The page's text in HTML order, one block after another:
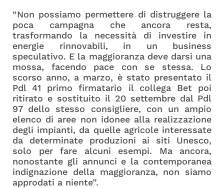
“Non possiamo permettere di distruggere la
poca campagna che ancora resta,
trasformando la necessità di investire in
energie rinnovabili, in un business
speculativo. E la maggioranza deve darsi una
mossa, facendo pace con se stessa. Lo
scorso anno, a marzo, è stato presentato il
Pdl 41 primo firmatario il collega Bet poi
ritirato e sostituito il 20 settembre dal Pdl
97 dello stesso consigliere, con un ampio
elenco di aree non idonee alla realizzazione
degli impianti, da quelle agricole interessate
da determinate produzioni ai siti Unesco,
solo per fare alcuni esempi. Ma ancora,
nonostante gli annunci e la contemporanea
indignazione della maggioranza, non siamo
approdati a niente”.